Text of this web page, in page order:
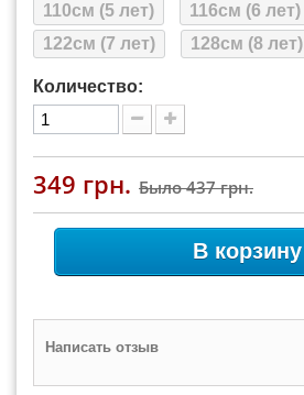
110см (5 лет)
116см (6 лет)
122см (7 лет)
128см (8 лет)
Количество:
349 грн. Было437 грн.
В корзину
Написать отзыв